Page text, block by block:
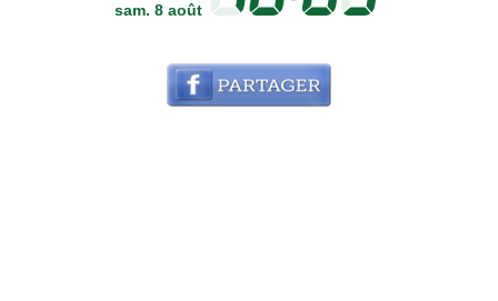
sam. 8 août